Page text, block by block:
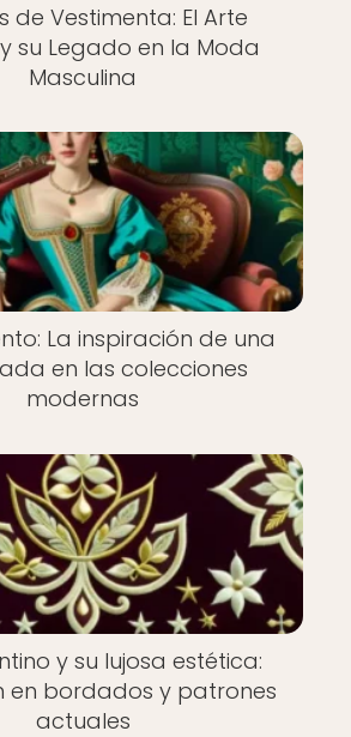
de Vestimenta: El Arte
su Legado en la Moda
Masculina
La inspiración de una
en las colecciones
modernas
y su lujosa estética:
en bordados y patrones
actuales